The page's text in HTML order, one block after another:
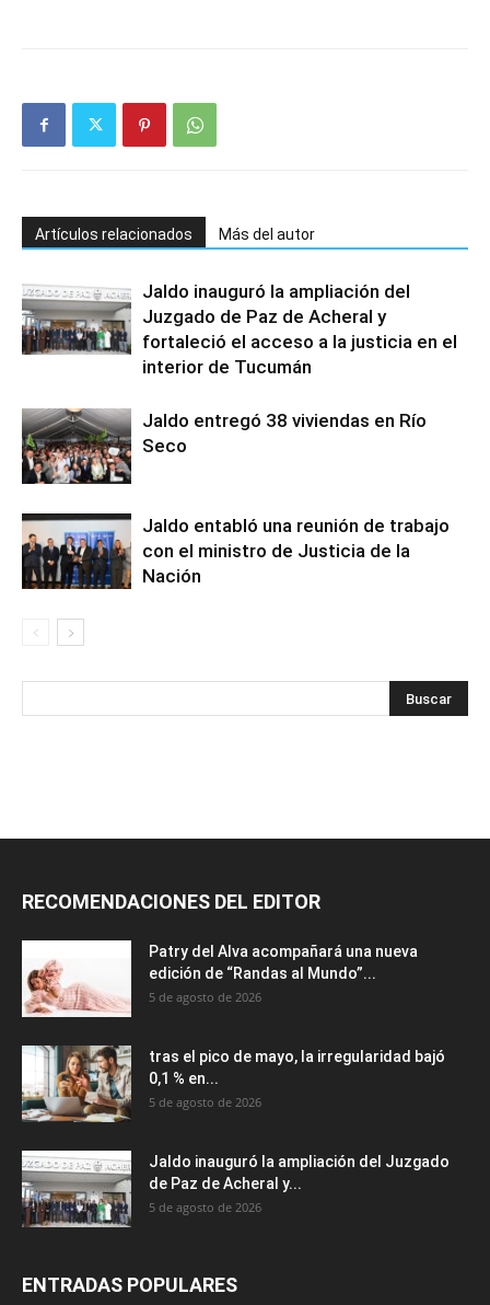
Artículos relacionados Más del autor
Jaldo inauguró la ampliación del
Juzgado de Paz de Acheral y
fortaleció el acceso a la justicia en el
interior de Tucumán
Jaldo entregó 38 viviendas en Río
Seco
Jaldo entabló una reunión de trabajo
con el ministro de Justicia de la
Nación
RECOMENDACIONES DEL EDITOR
Patry del Alva acompañará una nueva
edición de “Randas al Mundo”...
5 de agosto de 2026
tras el pico de mayo, la irregularidad bajó
0,1 % en...
5 de agosto de 2026
Jaldo inauguró la ampliación del Juzgado
de Paz de Acheral y...
5 de agosto de 2026
ENTRADAS POPULARES